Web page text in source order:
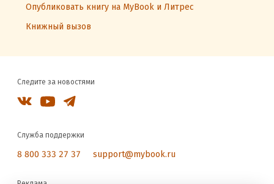
Опубликовать книгу на MyBook и Литрес
Книжный вызов
Следите за новостями
Служба поддержки
8 800 333 27 37 support@mybook.ru